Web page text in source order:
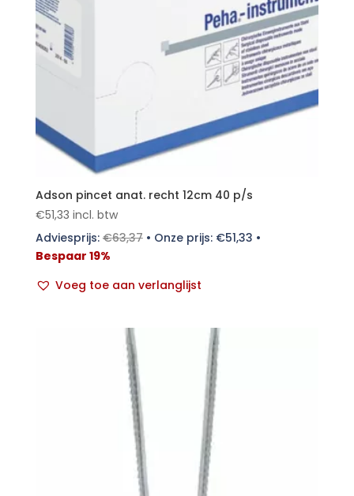
Adson pincet anat. recht 12cm 40 p/s
€51,33 incl. btw
Adviesprijs:€63,37• Onze prijs: €51,33 •
Bespaar 19%
Voeg toe aan verlanglijst